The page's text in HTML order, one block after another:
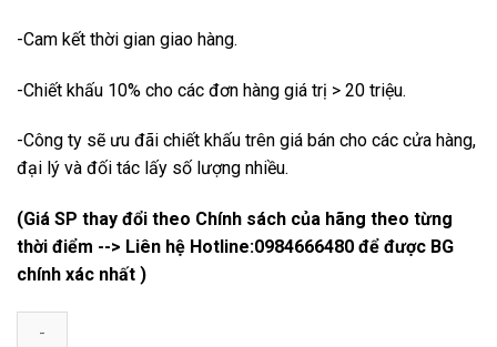
-Cam kết thời gian giao hàng.
-Chiết khấu 10% cho các đơn hàng giá trị > 20 triệu.
-Công ty sẽ ưu đãi chiết khấu trên giá bán cho các cửa hàng,
đại lý và đối tác lấy số lượng nhiều.
(Giá SP thay đổi theo Chính sách của hãng theo từng
thời điểm --> Liên hệ Hotline:0984666480 để được BG
chính xác nhất )